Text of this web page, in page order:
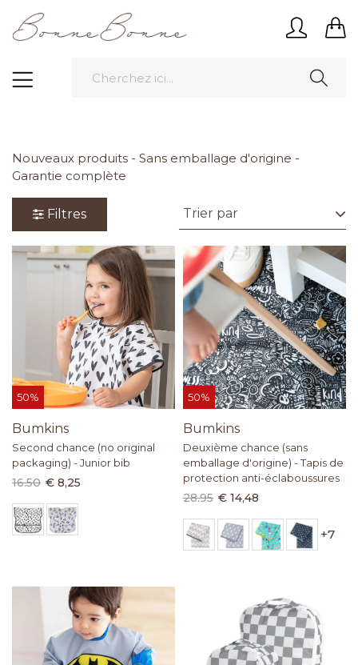
Nouveaux produits - Sans emballage d'origine -
Garantie complète
Filtres
50%
Bumkins
Second chance (no original
packaging) - Junior bib
16.50 € 8,25
50%
Bumkins
Deuxième chance (sans
emballage d'origine) - Tapis de
protection anti-éclaboussures
28.95 € 14,48
+7